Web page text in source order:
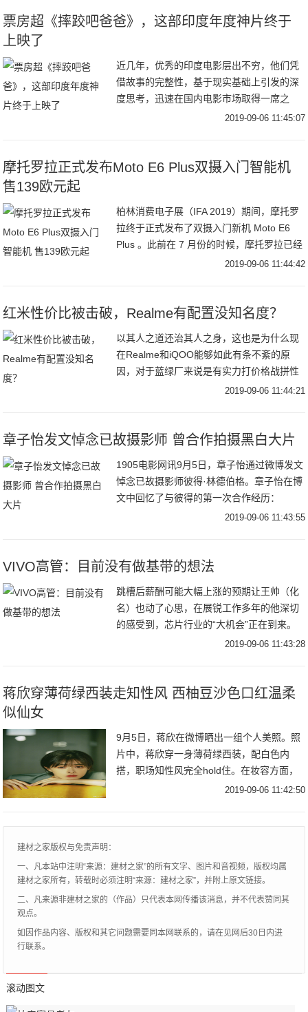
票房超《摔跤吧爸爸》，这部印度年度神片终于
上映了
近几年，优秀的印度电影层出不穷，他们凭
借故事的完整性，基于现实基础上引发的深
度思考，迅速在国内电影市场取得一席之
地，尤其《摔跤吧爸爸》、《神秘巨星》在
2019-09-06 11:45:07
摩托罗拉正式发布Moto E6 Plus双摄入门智能机
售139欧元起
柏林消费电子展（IFA 2019）期间，摩托罗
拉终于正式发布了双摄入门新机 Moto E6
Plus 。此前在 7 月份的时候，摩托罗拉已经
推出了主打性价比的 Moto E6，不过新机首
2019-09-06 11:44:42
红米性价比被击破，Realme有配置没知名度？
以其人之道还治其人之身，这也是为什么现
在Realme和iQOO能够如此有条不紊的原
因，对于蓝绿厂来说是有实力打价格战拼性
价比的，只不过在几年还是国内手机市场的
2019-09-06 11:44:21
章子怡发文悼念已故摄影师 曾合作拍摄黑白大片
1905电影网讯9月5日，章子怡通过微博发文
悼念已故摄影师彼得·林德伯格。章子怡在博
文中回忆了与彼得的第一次合作经历：
“2016年春。那时我才生完醒醒几个月，身
2019-09-06 11:43:55
VIVO高管：目前没有做基带的想法
跳槽后薪酬可能大幅上涨的预期让王帅（化
名）也动了心思，在展锐工作多年的他深切
的感受到，芯片行业的“大机会”正在到来。
不久前，手机公司vivo举行了一场高级基带
2019-09-06 11:43:28
蒋欣穿薄荷绿西装走知性风 西柚豆沙色口红温柔
似仙女
9月5日，蒋欣在微博晒出一组个人美照。照
片中，蒋欣穿一身薄荷绿西装，配白色内
搭，职场知性风完全hold住。在妆容方面，
蒋欣选择西柚豆沙色口红，甜美复古衬得整
2019-09-06 11:42:50
建材之家版权与免责声明：
一、凡本站中注明“来源：建材之家”的所有文字、图片和音视频，版权均属
建材之家所有，转载时必须注明“来源：建材之家”，并附上原文链接。
二、凡来源非建材之家的（作品）只代表本网传播该消息，并不代表赞同其
观点。
如因作品内容、版权和其它问题需要同本网联系的，请在见网后30日内进
行联系。
滚动图文